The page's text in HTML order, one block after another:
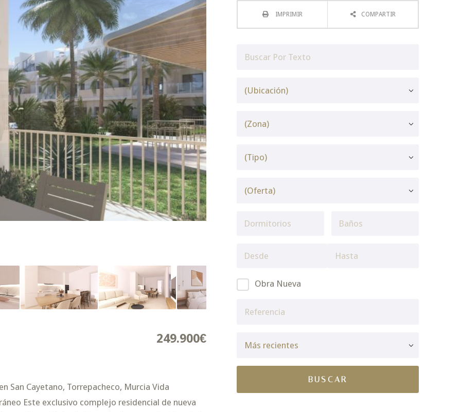
249.900€
San Cayetano, Torrepacheco, Murcia Vida
Este exclusivo complejo residencial de nueva
IMPRIMIR COMPARTIR
Obra Nueva